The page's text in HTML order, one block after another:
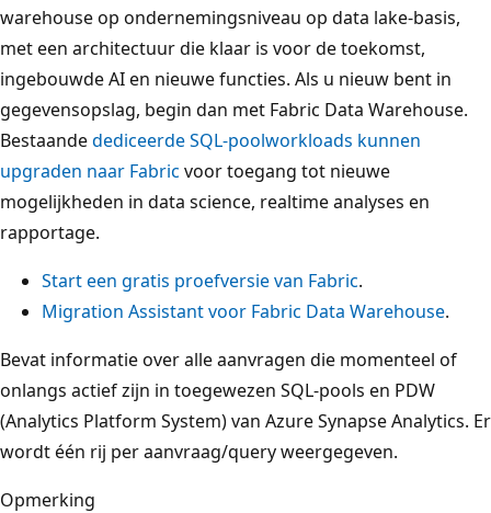
warehouse op ondernemingsniveau op data lake-basis,
met een architectuur die klaar is voor de toekomst,
ingebouwde AI en nieuwe functies. Als u nieuw bent in
gegevensopslag, begin dan met Fabric Data Warehouse.
Bestaandedediceerde SQL-poolworkloads kunnen
upgraden naar Fabric voor toegang tot nieuwe
mogelijkheden in data science, realtime analyses en
rapportage.
Start een gratis proefversie van Fabric.
Migration Assistant voor Fabric Data Warehouse.
Bevat informatie over alle aanvragen die momenteel of
onlangs actief zijn in toegewezen SQL-pools en PDW
(Analytics Platform System) van Azure Synapse Analytics. Er
wordt één rij per aanvraag/query weergegeven.
Opmerking